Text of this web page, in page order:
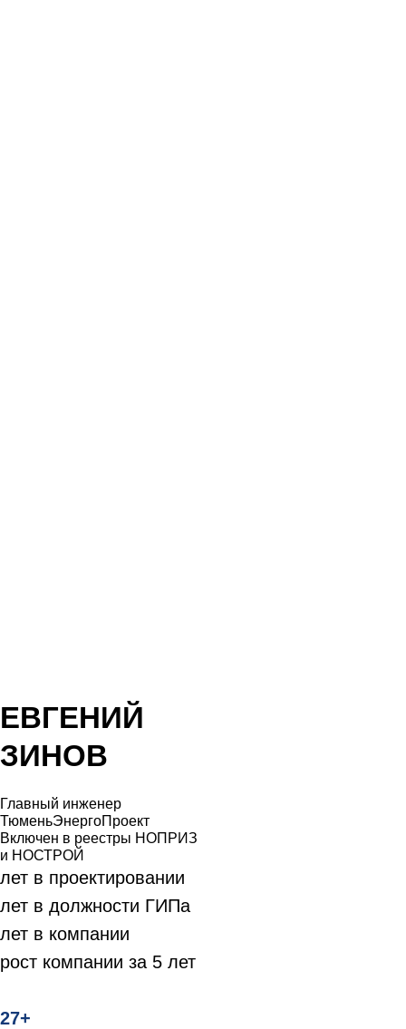
“под ключ” решает
вопросы согласования
ЕВГЕНИЙ
ЗИНОВ
Главный инженер
ТюменьЭнергоПроект
Включен в реестры НОПРИЗ
и НОСТРОЙ
лет в проектировании
лет в должности ГИПа
лет в компании
рост компании за 5 лет
27+